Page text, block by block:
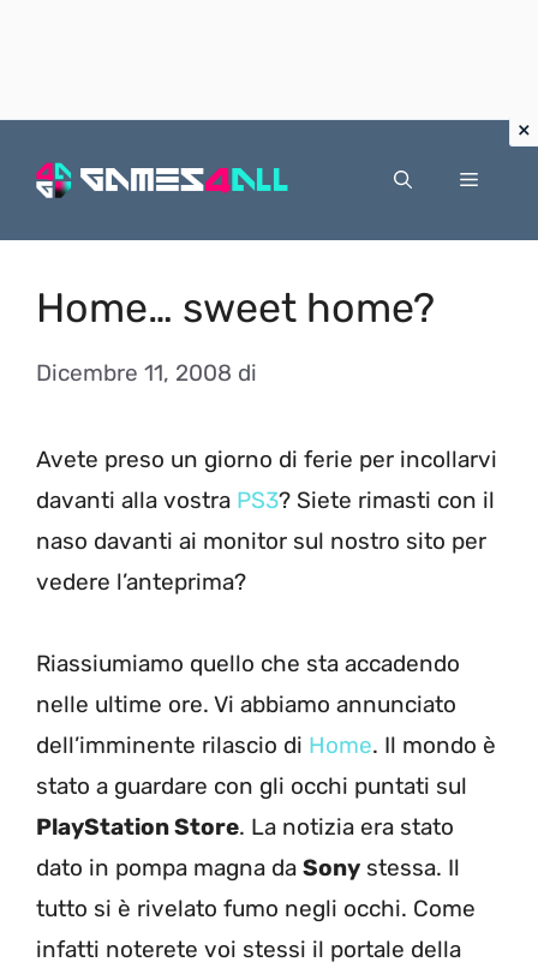
Menu
Home… sweet home?
Dicembre 11, 2008 di
Avete preso un giorno di ferie per incollarvi
davanti alla vostra PS3? Siete rimasti con il
naso davanti ai monitor sul nostro sito per
vedere l’anteprima?
Riassiumiamo quello che sta accadendo
nelle ultime ore. Vi abbiamo annunciato
dell’imminente rilascio di Home. Il mondo è
stato a guardare con gli occhi puntati sul
PlayStation Store. La notizia era stato
dato in pompa magna da Sony stessa. Il
tutto si è rivelato fumo negli occhi. Come
infatti noterete voi stessi il portale della